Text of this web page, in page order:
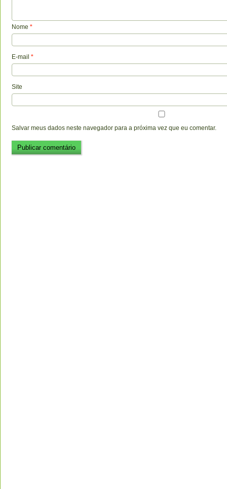
Nome *
E-mail *
Site
Salvar meus dados neste navegador para a próxima vez que eu comentar.